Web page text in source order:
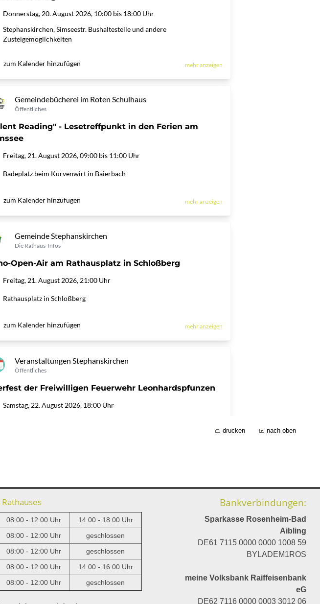
drucken nach oben
08:00 - 12:00 Uhr
14:00 - 18:00 Uhr
08:00 - 12:00 Uhr
geschlossen
08:00 - 12:00 Uhr
geschlossen
08:00 - 12:00 Uhr
14:00 - 16:00 Uhr
08:00 - 12:00 Uhr geschlossen
Bankverbindungen:
Sparkasse Rosenheim-Bad
Aibling
DE61 7115 0000 0000 1008 59
BYLADEM1ROS
meine Volksbank Raiffeisenbank
eG
DE62 7116 0000 0003 3012 06